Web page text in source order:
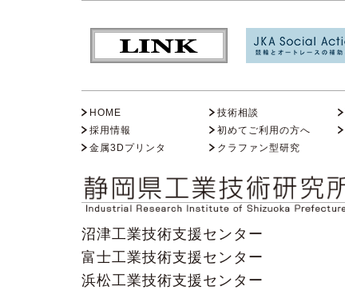
HOME 技術相談
採用情報
初めてご利用の方へ
金属3Dプリンタ
クラファン型研究
沼津工業技術支援センター
富士工業技術支援センター
浜松工業技術支援センター